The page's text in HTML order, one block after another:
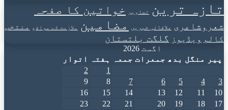
تازہ ترین تصاویر خواتین کا صفحہ
شعروشاعری علاقائی خبریں مضامین ملازمت کے مواقع
منتخب
کالم ویڈیوز گلگت بلتستان
اگست 2026
پیر
منگل بدھ جمعرات جمعہ ہفتہ
اتوار
1
2
3
4
5
6
7
8
9
10
11
12
13
14
15
16
17
18
19
20
21
22
23